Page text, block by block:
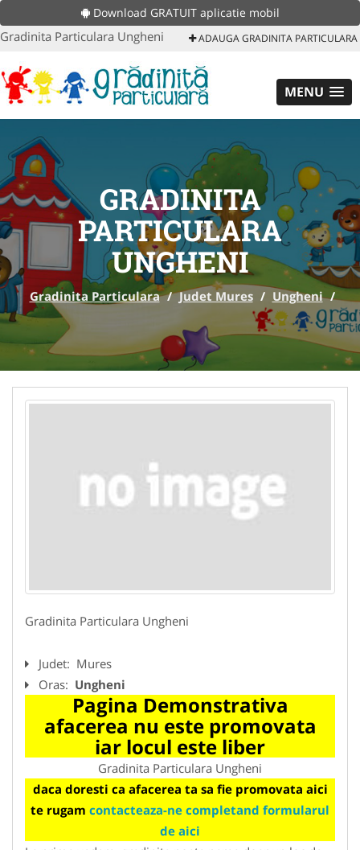
Download GRATUIT aplicatie mobil
Gradinita Particulara Ungheni ADAUGA GRADINITA PARTICULARA
MENU
GRADINITA
PARTICULARA
UNGHENI
Gradinita Particulara / Judet Mures / Ungheni /
Gradinita Particulara Ungheni
Judet: Mures
Oras: Ungheni
Pagina Demonstrativa
afacerea nu este promovata
iar locul este liber
Gradinita Particulara Ungheni
daca doresti ca afacerea ta sa fie promovata aici
te rugam contacteaza-ne completand formularul
de aici